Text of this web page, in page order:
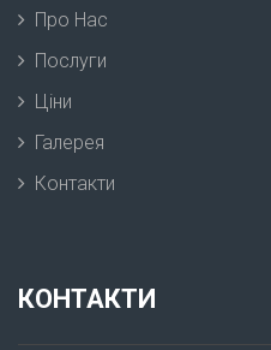
Про Нас
Послуги
Ціни
Галерея
Контакти
КОНТАКТИ